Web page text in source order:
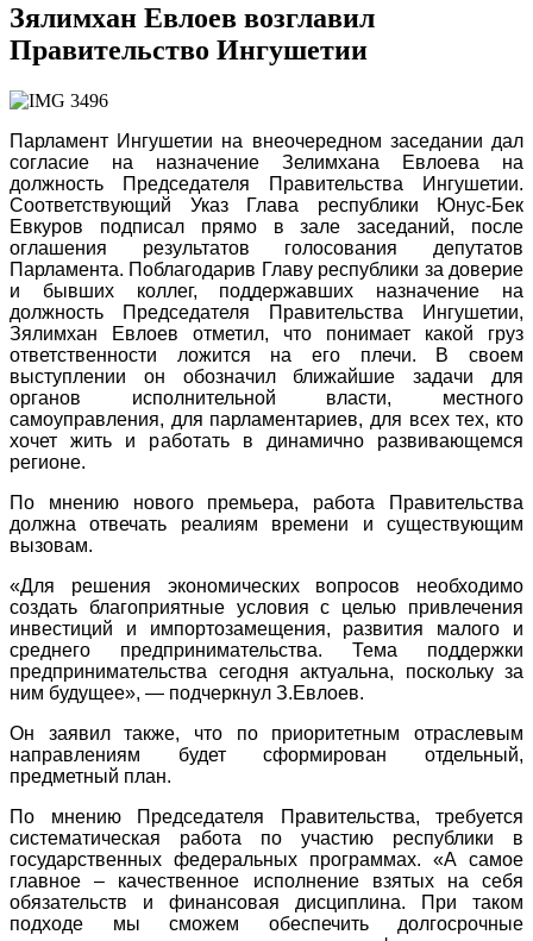
Зялимхан Евлоев возглавил
Правительство Ингушетии
Парламент Ингушетии на внеочередном заседании дал
согласие на назначение Зелимхана Евлоева на
должность Председателя Правительства Ингушетии.
Соответствующий Указ Глава республики Юнус-Бек
Евкуров подписал прямо в зале заседаний, после
оглашения результатов голосования депутатов
Парламента. Поблагодарив Главу республики за доверие
и бывших коллег, поддержавших назначение на
должность Председателя Правительства Ингушетии,
Зялимхан Евлоев отметил, что понимает какой груз
ответственности ложится на его плечи. В своем
выступлении он обозначил ближайшие задачи для
органов исполнительной власти, местного
самоуправления, для парламентариев, для всех тех, кто
хочет жить и работать в динамично развивающемся
регионе.
По мнению нового премьера, работа Правительства
должна отвечать реалиям времени и существующим
вызовам.
«Для решения экономических вопросов необходимо
создать благоприятные условия с целью привлечения
инвестиций и импортозамещения, развития малого и
среднего предпринимательства. Тема поддержки
предпринимательства сегодня актуальна, поскольку за
ним будущее», — подчеркнул З.Евлоев.
Он заявил также, что по приоритетным отраслевым
направлениям будет сформирован отдельный,
предметный план.
По мнению Председателя Правительства, требуется
систематическая работа по участию республики в
государственных федеральных программах. «А самое
главное – качественное исполнение взятых на себя
обязательств и финансовая дисциплина. При таком
подходе мы сможем обеспечить долгосрочные